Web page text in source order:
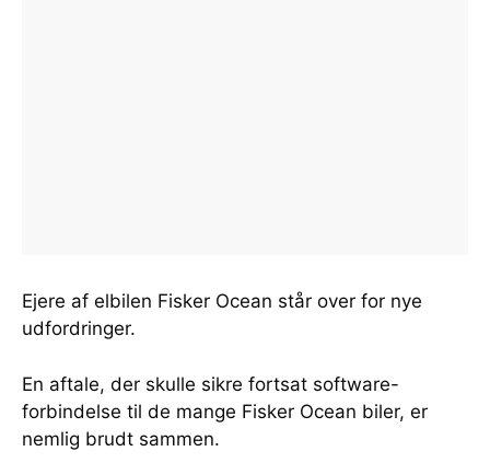
Ejere af elbilen Fisker Ocean står over for nye
udfordringer.
En aftale, der skulle sikre fortsat software-
forbindelse til de mange Fisker Ocean biler, er
nemlig brudt sammen.